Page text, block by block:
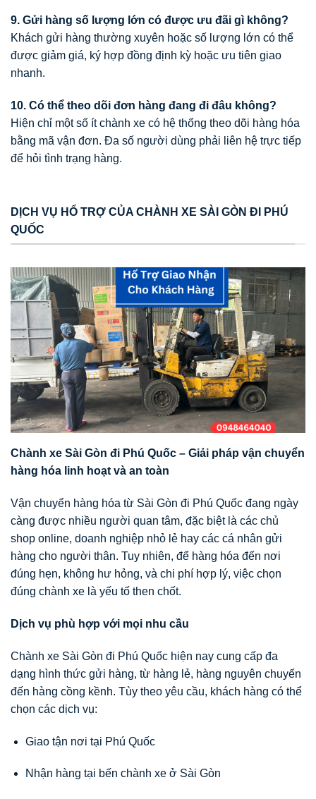
9. Gửi hàng số lượng lớn có được ưu đãi gì không?
Khách gửi hàng thường xuyên hoặc số lượng lớn có thể
được giảm giá, ký hợp đồng định kỳ hoặc ưu tiên giao
nhanh.
10. Có thể theo dõi đơn hàng đang đi đâu không?
Hiện chỉ một số ít chành xe có hệ thống theo dõi hàng hóa
bằng mã vận đơn. Đa số người dùng phải liên hệ trực tiếp
để hỏi tình trạng hàng.
DỊCH VỤ HỔ TRỢ CỦA CHÀNH XE SÀI GÒN ĐI PHÚ
QUỐC
Chành xe Sài Gòn đi Phú Quốc – Giải pháp vận chuyển
hàng hóa linh hoạt và an toàn
Vận chuyển hàng hóa từ Sài Gòn đi Phú Quốc đang ngày
càng được nhiều người quan tâm, đặc biệt là các chủ
shop online, doanh nghiệp nhỏ lẻ hay các cá nhân gửi
hàng cho người thân. Tuy nhiên, để hàng hóa đến nơi
đúng hẹn, không hư hỏng, và chi phí hợp lý, việc chọn
đúng chành xe là yếu tố then chốt.
Dịch vụ phù hợp với mọi nhu cầu
Chành xe Sài Gòn đi Phú Quốc hiện nay cung cấp đa
dạng hình thức gửi hàng, từ hàng lẻ, hàng nguyên chuyến
đến hàng cồng kềnh. Tùy theo yêu cầu, khách hàng có thể
chọn các dịch vụ:
Giao tận nơi tại Phú Quốc
Nhận hàng tại bến chành xe ở Sài Gòn